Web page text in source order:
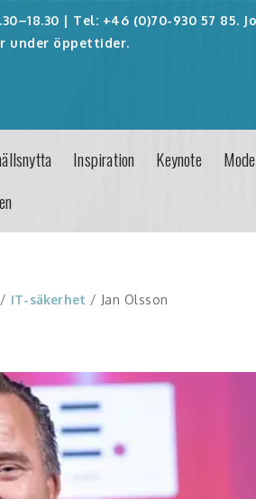
| Tel: +46 (0)70-930 57 85.
under öppettider.
Inspiration Keynote
/ IT-säkerhet / Jan Olsson